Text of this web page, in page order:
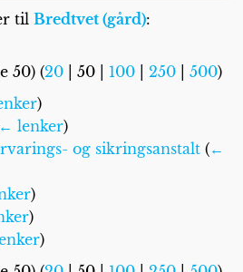
til Bredtvet (gård):
50) (20 50 100 250 500)
)
← lenker)
og sikringsanstalt (←
)
)
)